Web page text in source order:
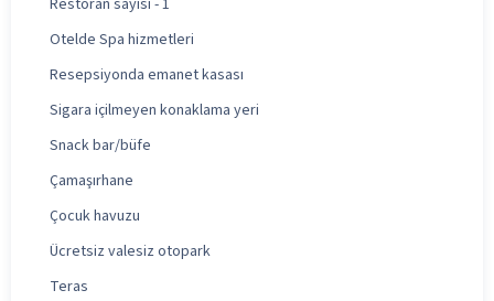
Otelde Spa hizmetleri
Resepsiyonda emanet kasası
Sigara içilmeyen konaklama yeri
Snack bar/büfe
Çamaşırhane
Çocuk havuzu
Ücretsiz valesiz otopark
Teras